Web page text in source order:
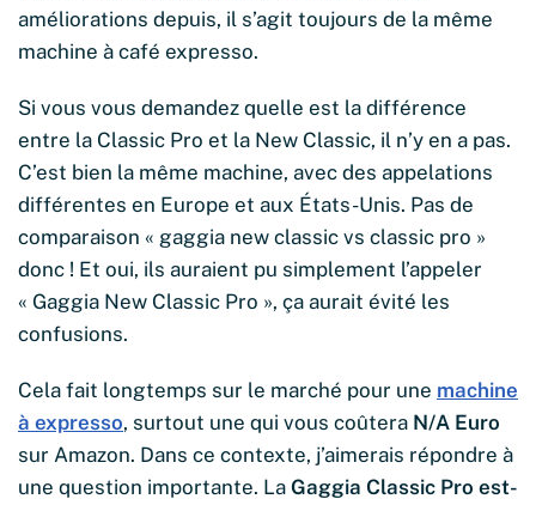
améliorations depuis, il s’agit toujours de la même
machine à café expresso.
Si vous vous demandez quelle est la différence
entre la Classic Pro et la New Classic, il n’y en a pas.
C’est bien la même machine, avec des appelations
différentes en Europe et aux États-Unis. Pas de
comparaison « gaggia new classic vs classic pro »
donc ! Et oui, ils auraient pu simplement l’appeler
« Gaggia New Classic Pro », ça aurait évité les
confusions.
Cela fait longtemps sur le marché pour une machine
à expresso, surtout une qui vous coûtera N/A Euro
sur Amazon. Dans ce contexte, j’aimerais répondre à
une question importante. La Gaggia Classic Pro est-